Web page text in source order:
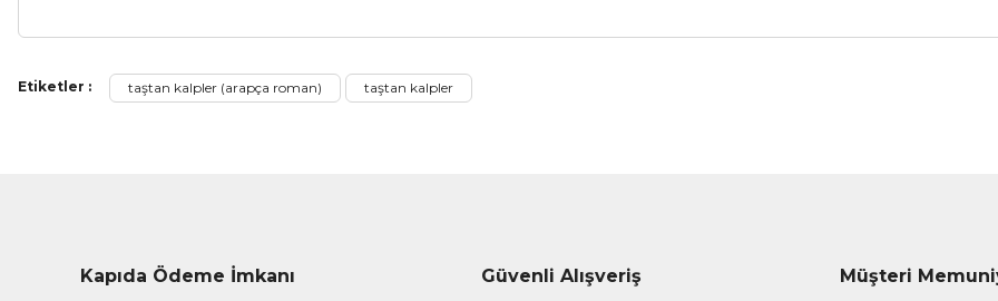
Bu ürünün fiyat bilgisi, resim, ürün açıklamalarında ve diğer konularda yetersiz gördüğünüz noktaları öneri formunu kullanarak
Görüş ve önerileriniz için teşekkür ederiz.
Bu ürüne benzer farklı alternatifler olmalı.
Etiketler : taştan kalpler (arapça roman) taştan kalpler
Kapıda Ödeme İmkanı Güvenli Alışveriş Müşteri